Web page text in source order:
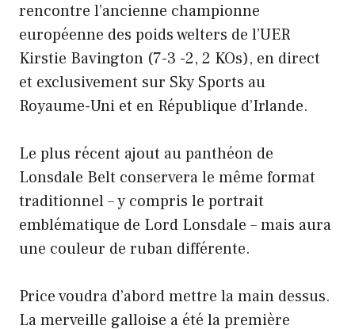
rencontre l’ancienne championne
européenne des poids welters de l’UER
Kirstie Bavington (7-3 -2, 2 KOs), en direct
et exclusivement sur Sky Sports au
Royaume-Uni et en République d’Irlande.
Le plus récent ajout au panthéon de
Lonsdale Belt conservera le même format
traditionnel – y compris le portrait
emblématique de Lord Lonsdale – mais aura
une couleur de ruban différente.
Price voudra d’abord mettre la main dessus.
La merveille galloise a été la première